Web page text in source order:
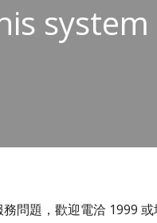
問題，歡迎電洽 1999